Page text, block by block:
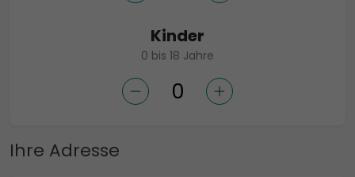
Kinder
0 bis 18 Jahre
Ihre Adresse